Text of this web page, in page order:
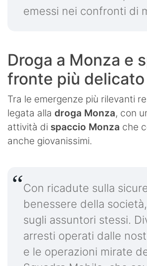
emessi nei confronti di
Droga a Monza e
fronte più delicato
Tra le emergenze più rilevanti
legata alla droga Monza, con
attività di spaccio Monza che
anche giovanissimi.
Con ricadute sulla
benessere della
sugli assuntori stessi.
arresti operati dalle
e le operazioni mirate